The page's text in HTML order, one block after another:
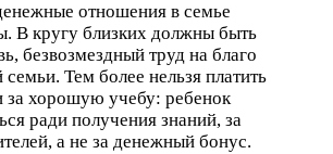
отношения в семье
В кругу близких должны быть
безвозмездный труд на благо
семьи. Тем более нельзя платить
за хорошую учебу: ребенок
ради получения знаний, за
а не за денежный бонус.